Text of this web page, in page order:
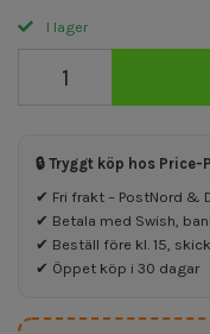
I lager
🔒 Tryggt köp hos Price-
✔ Fri frakt – PostNord &
✔ Betala med Swish,
✔ Beställ före kl. 15,
✔ Öppet köp i 30 dagar